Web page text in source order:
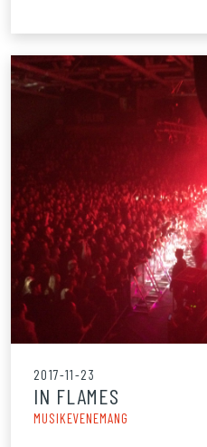
2017-11-23
IN FLAMES
MUSIKEVENEMANG